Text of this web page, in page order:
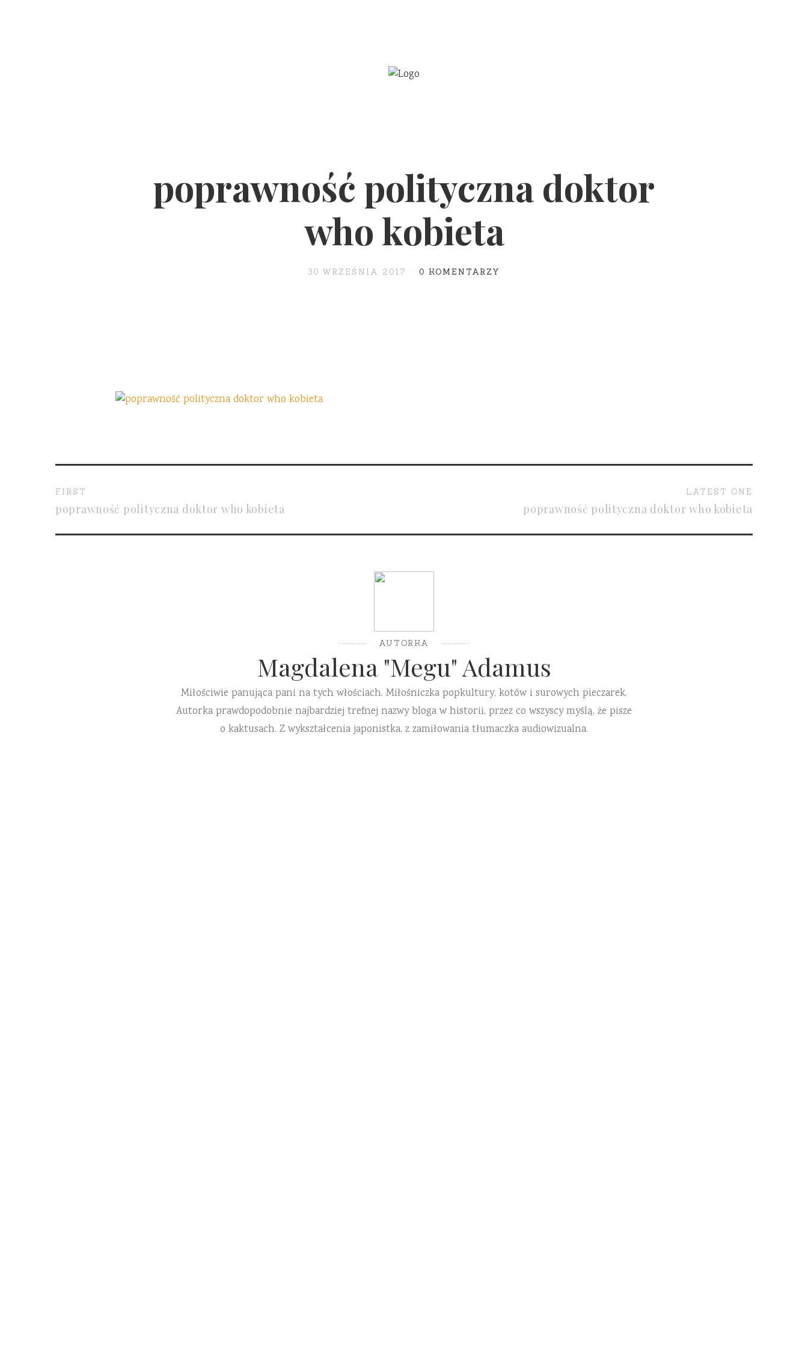
poprawność polityczna doktor
who kobieta
30 WRZEŚNIA 2017 0 KOMENTARZY
FIRST
poprawność polityczna doktor who kobieta
LATEST ONE
poprawność polityczna doktor who kobieta
AUTORKA
Magdalena "Megu" Adamus
Miłościwie panująca pani na tych włościach. Miłośniczka popkultury, kotów i surowych pieczarek.
Autorka prawdopodobnie najbardziej trefnej nazwy bloga w historii, przez co wszyscy myślą, że pisze
o kaktusach. Z wykształcenia japonistka, z zamiłowania tłumaczka audiowizualna.